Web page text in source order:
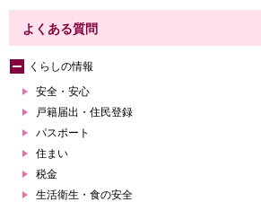
よくある質問
くらしの情報
安全・安心
戸籍届出・住民登録
パスポート
住まい
税金
生活衛生・食の安全